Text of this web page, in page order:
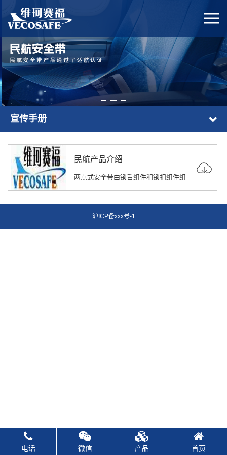
宣传手册
民航产品介绍
两点式安全带由锁舌组件和锁扣组件组合而成。
沪ICP备xxx号-1
电话 微信 产品 首页